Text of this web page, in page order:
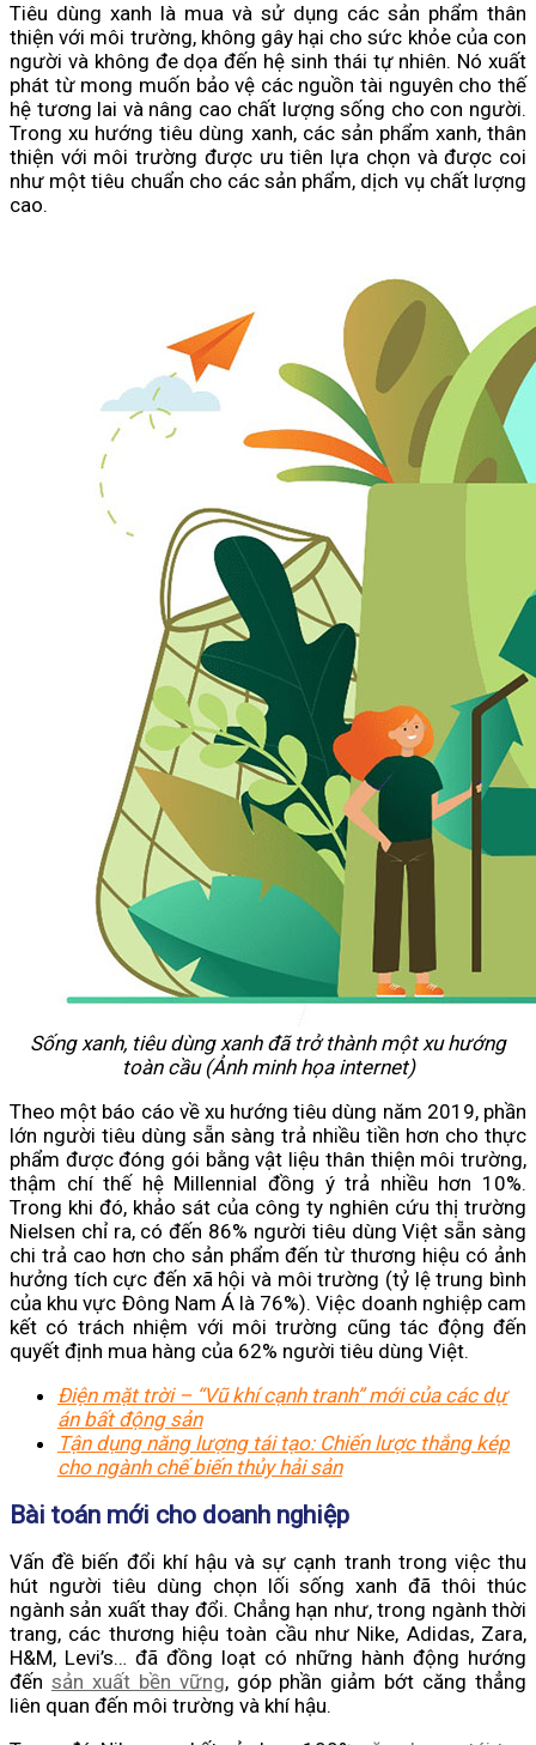
Tiêu dùng xanh là mua và sử dụng các sản phẩm thân
thiện với môi trường, không gây hại cho sức khỏe của con
người và không đe dọa đến hệ sinh thái tự nhiên. Nó xuất
phát từ mong muốn bảo vệ các nguồn tài nguyên cho thế
hệ tương lai và nâng cao chất lượng sống cho con người.
Trong xu hướng tiêu dùng xanh, các sản phẩm xanh, thân
thiện với môi trường được ưu tiên lựa chọn và được coi
như một tiêu chuẩn cho các sản phẩm, dịch vụ chất lượng
cao.
Sống xanh, tiêu dùng xanh đã trở thành một xu hướng
toàn cầu (Ảnh minh họa internet)
Theo một báo cáo về xu hướng tiêu dùng năm 2019, phần
lớn người tiêu dùng sẵn sàng trả nhiều tiền hơn cho thực
phẩm được đóng gói bằng vật liệu thân thiện môi trường,
thậm chí thế hệ Millennial đồng ý trả nhiều hơn 10%.
Trong khi đó, khảo sát của công ty nghiên cứu thị trường
Nielsen chỉ ra, có đến 86% người tiêu dùng Việt sẵn sàng
chi trả cao hơn cho sản phẩm đến từ thương hiệu có ảnh
hưởng tích cực đến xã hội và môi trường (tỷ lệ trung bình
của khu vực Đông Nam Á là 76%). Việc doanh nghiệp cam
kết có trách nhiệm với môi trường cũng tác động đến
quyết định mua hàng của 62% người tiêu dùng Việt.
Điện mặt trời – “Vũ khí cạnh tranh” mới của các dự
án bất động sản
Tận dụng năng lượng tái tạo: Chiến lược thắng kép
cho ngành chế biến thủy hải sản
Bài toán mới cho doanh nghiệp
Vấn đề biến đổi khí hậu và sự cạnh tranh trong việc thu
hút người tiêu dùng chọn lối sống xanh đã thôi thúc
ngành sản xuất thay đổi. Chẳng hạn như, trong ngành thời
trang, các thương hiệu toàn cầu như Nike, Adidas, Zara,
H&M, Levi’s… đã đồng loạt có những hành động hướng
đến sản xuất bền vững, góp phần giảm bớt căng thẳng
liên quan đến môi trường và khí hậu.